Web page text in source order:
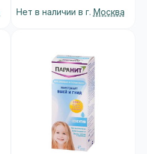
Нет в наличии в г. Москва